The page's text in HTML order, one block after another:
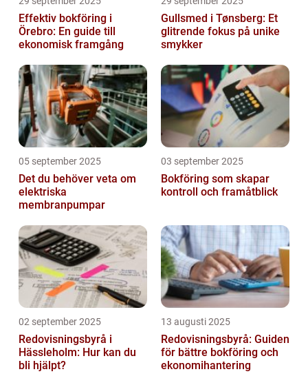
Effektiv bokföring i
Örebro: En guide till
ekonomisk framgång
Gullsmed i Tønsberg: Et
glitrende fokus på unike
smykker
05 september 2025
Det du behöver veta om
elektriska
membranpumpar
03 september 2025
Bokföring som skapar
kontroll och framåtblick
02 september 2025
Redovisningsbyrå i
Hässleholm: Hur kan du
bli hjälpt?
13 augusti 2025
Redovisningsbyrå: Guiden
för bättre bokföring och
ekonomihantering